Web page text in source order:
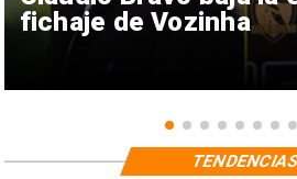
fichaje de Vozinha